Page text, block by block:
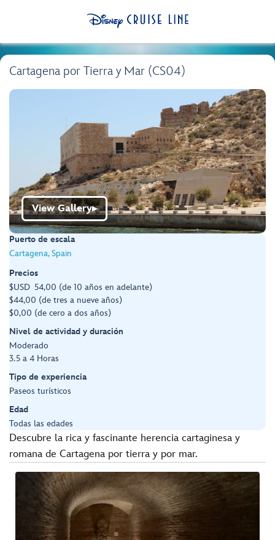
Cartagena por Tierra y Mar (CS04)
View Gallery▶
Puerto de escala
Cartagena, Spain
Precios
$USD 54,00 (de 10 años en adelante)
$44,00 (de tres a nueve años)
$0,00 (de cero a dos años)
Nivel de actividad y duración
Moderado
3.5 a 4 Horas
Tipo de experiencia
Paseos turísticos
Edad
Todas las edades
Descubre la rica y fascinante herencia cartaginesa y
romana de Cartagena por tierra y por mar.